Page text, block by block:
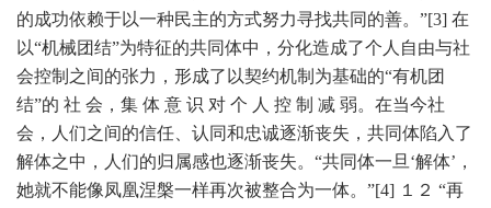
的成功依赖于以一种民主的方式努力寻找共同的善。”[3] 在
以“机械团结”为特征的共同体中，分化造成了个人自由与社
会控制之间的张力，形成了以契约机制为基础的“有机团
结”的 社 会，集 体 意 识 对 个 人 控 制 减 弱。在当今社
会，人们之间的信任、认同和忠诚逐渐丧失，共同体陷入了
解体之中，人们的归属感也逐渐丧失。“共同体一旦‘解体’，
她就不能像凤凰涅槃一样再次被整合为一体。”[4] １２ “再